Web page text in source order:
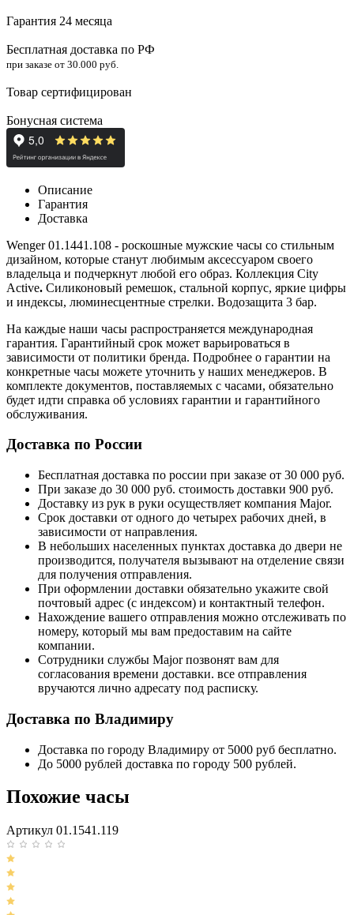
Гарантия 24 месяца
Бесплатная доставка по РФ
при заказе от 30.000 руб.
Товар сертифицирован
Бонусная система
Описание
Гарантия
Доставка
Wenger 01.1441.108 - роскошные мужские часы со стильным
дизайном, которые станут любимым аксессуаром своего
владельца и подчеркнут любой его образ. Коллекция City
Active. Силиконовый ремешок, стальной корпус, яркие цифры
и индексы, люминесцентные стрелки. Водозащита 3 бар.
На каждые наши часы распространяется международная
гарантия. Гарантийный срок может варьироваться в
зависимости от политики бренда. Подробнее о гарантии на
конкретные часы можете уточнить у наших менеджеров. В
комплекте документов, поставляемых с часами, обязательно
будет идти справка об условиях гарантии и гарантийного
обслуживания.
Доставка по России
Бесплатная доставка по россии при заказе от 30 000 руб.
При заказе до 30 000 руб. стоимость доставки 900 руб.
Доставку из рук в руки осуществляет компания Major.
Срок доставки от одного до четырех рабочих дней, в
зависимости от направления.
В небольших населенных пунктах доставка до двери не
производится, получателя вызывают на отделение связи
для получения отправления.
При оформлении доставки обязательно укажите свой
почтовый адрес (с индексом) и контактный телефон.
Нахождение вашего отправления можно отслеживать по
номеру, который мы вам предоставим на сайте
компании.
Сотрудники службы Major позвонят вам для
согласования времени доставки. все отправления
вручаются лично адресату под расписку.
Доставка по Владимиру
Доставка по городу Владимиру от 5000 руб бесплатно.
До 5000 рублей доставка по городу 500 рублей.
Похожие часы
Артикул 01.1541.119